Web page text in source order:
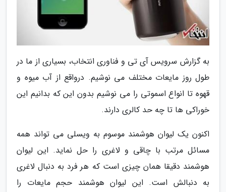
به گزارش سرویس آی تی و فناوری انتخاب، بسیاری از ما در
طول روز مایعات مختلف می نوشیم. درواقع از آب میوه و
قهوه تا انواع اسموتی را می نوشیم بدون این که بدانیم این
خوراکی ها تا چه حد کالری دارند.
اکنون یک لیوان هوشمند موسوم به ویسلی می تواند همه
مسائل مرتب با چاقی و لاغری را حل نماید. این لیوان
هوشمند دقیقا همان چیزی است که هر فرد به دنبال لاغری
به دنبالش است. این لیوان هوشمند حجم مایعات را